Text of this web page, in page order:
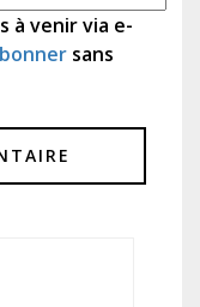
à venir via e-
sans